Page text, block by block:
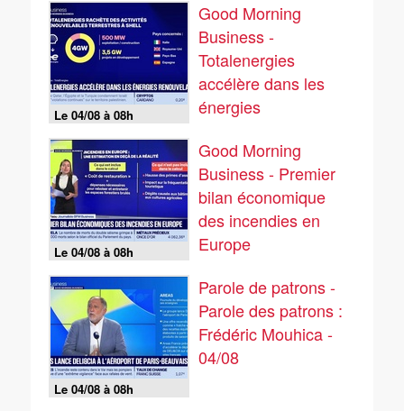
Le 04/08 à 08h
Good Morning
Business -
Totalenergies
accélère dans les
énergies
Le 04/08 à 08h
Good Morning
Business - Premier
bilan économique
des incendies en
Europe
Le 04/08 à 08h
Parole de patrons -
Parole des patrons :
Frédéric Mouhica -
04/08